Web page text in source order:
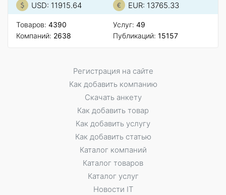
USD: 11915.64 EUR: 13765.33
Товаров: 4390
Компаний: 2638
Услуг: 49
Публикаций: 15157
Регистрация на сайте
Как добавить компанию
Скачать анкету
Как добавить товар
Как добавить услугу
Как добавить статью
Каталог компаний
Каталог товаров
Каталог услуг
Новости IT